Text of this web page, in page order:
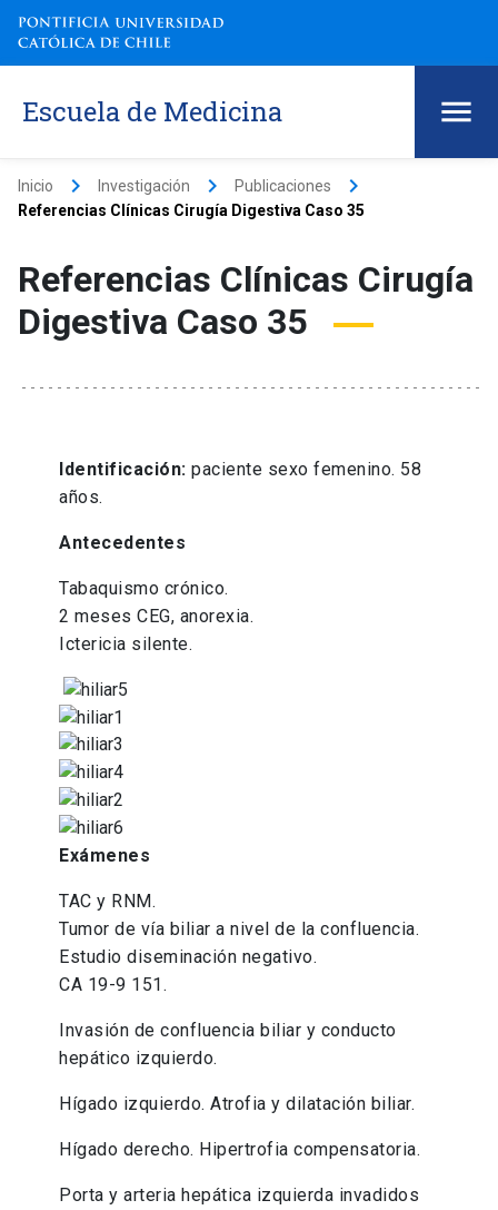
Escuela de Medicina
Inicio keyboard_arrow_right Investigación keyboard_arrow_right Publicaciones keyboard_arrow_right
Referencias Clínicas Cirugía Digestiva Caso 35
Referencias Clínicas Cirugía
Digestiva Caso 35
Identificación: paciente sexo femenino. 58
años.
Antecedentes
Tabaquismo crónico.
2 meses CEG, anorexia.
Ictericia silente.
Exámenes
TAC y RNM.
Tumor de vía biliar a nivel de la confluencia.
Estudio diseminación negativo.
CA 19-9 151.
Invasión de confluencia biliar y conducto
hepático izquierdo.
Hígado izquierdo. Atrofia y dilatación biliar.
Hígado derecho. Hipertrofia compensatoria.
Porta y arteria hepática izquierda invadidos